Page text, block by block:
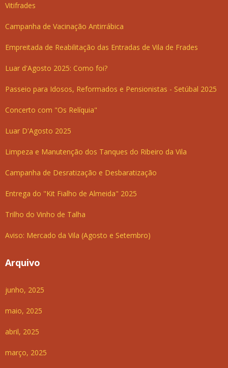
Vitifrades
Campanha de Vacinação Antirrábica
Empreitada de Reabilitação das Entradas de Vila de Frades
Luar d'Agosto 2025: Como foi?
Passeio para Idosos, Reformados e Pensionistas - Setúbal 2025
Concerto com "Os Relíquia"
Luar D'Agosto 2025
Limpeza e Manutenção dos Tanques do Ribeiro da Vila
Campanha de Desratização e Desbaratização
Entrega do "Kit Fialho de Almeida" 2025
Trilho do Vinho de Talha
Aviso: Mercado da Vila (Agosto e Setembro)
Arquivo
junho, 2025
maio, 2025
abril, 2025
março, 2025